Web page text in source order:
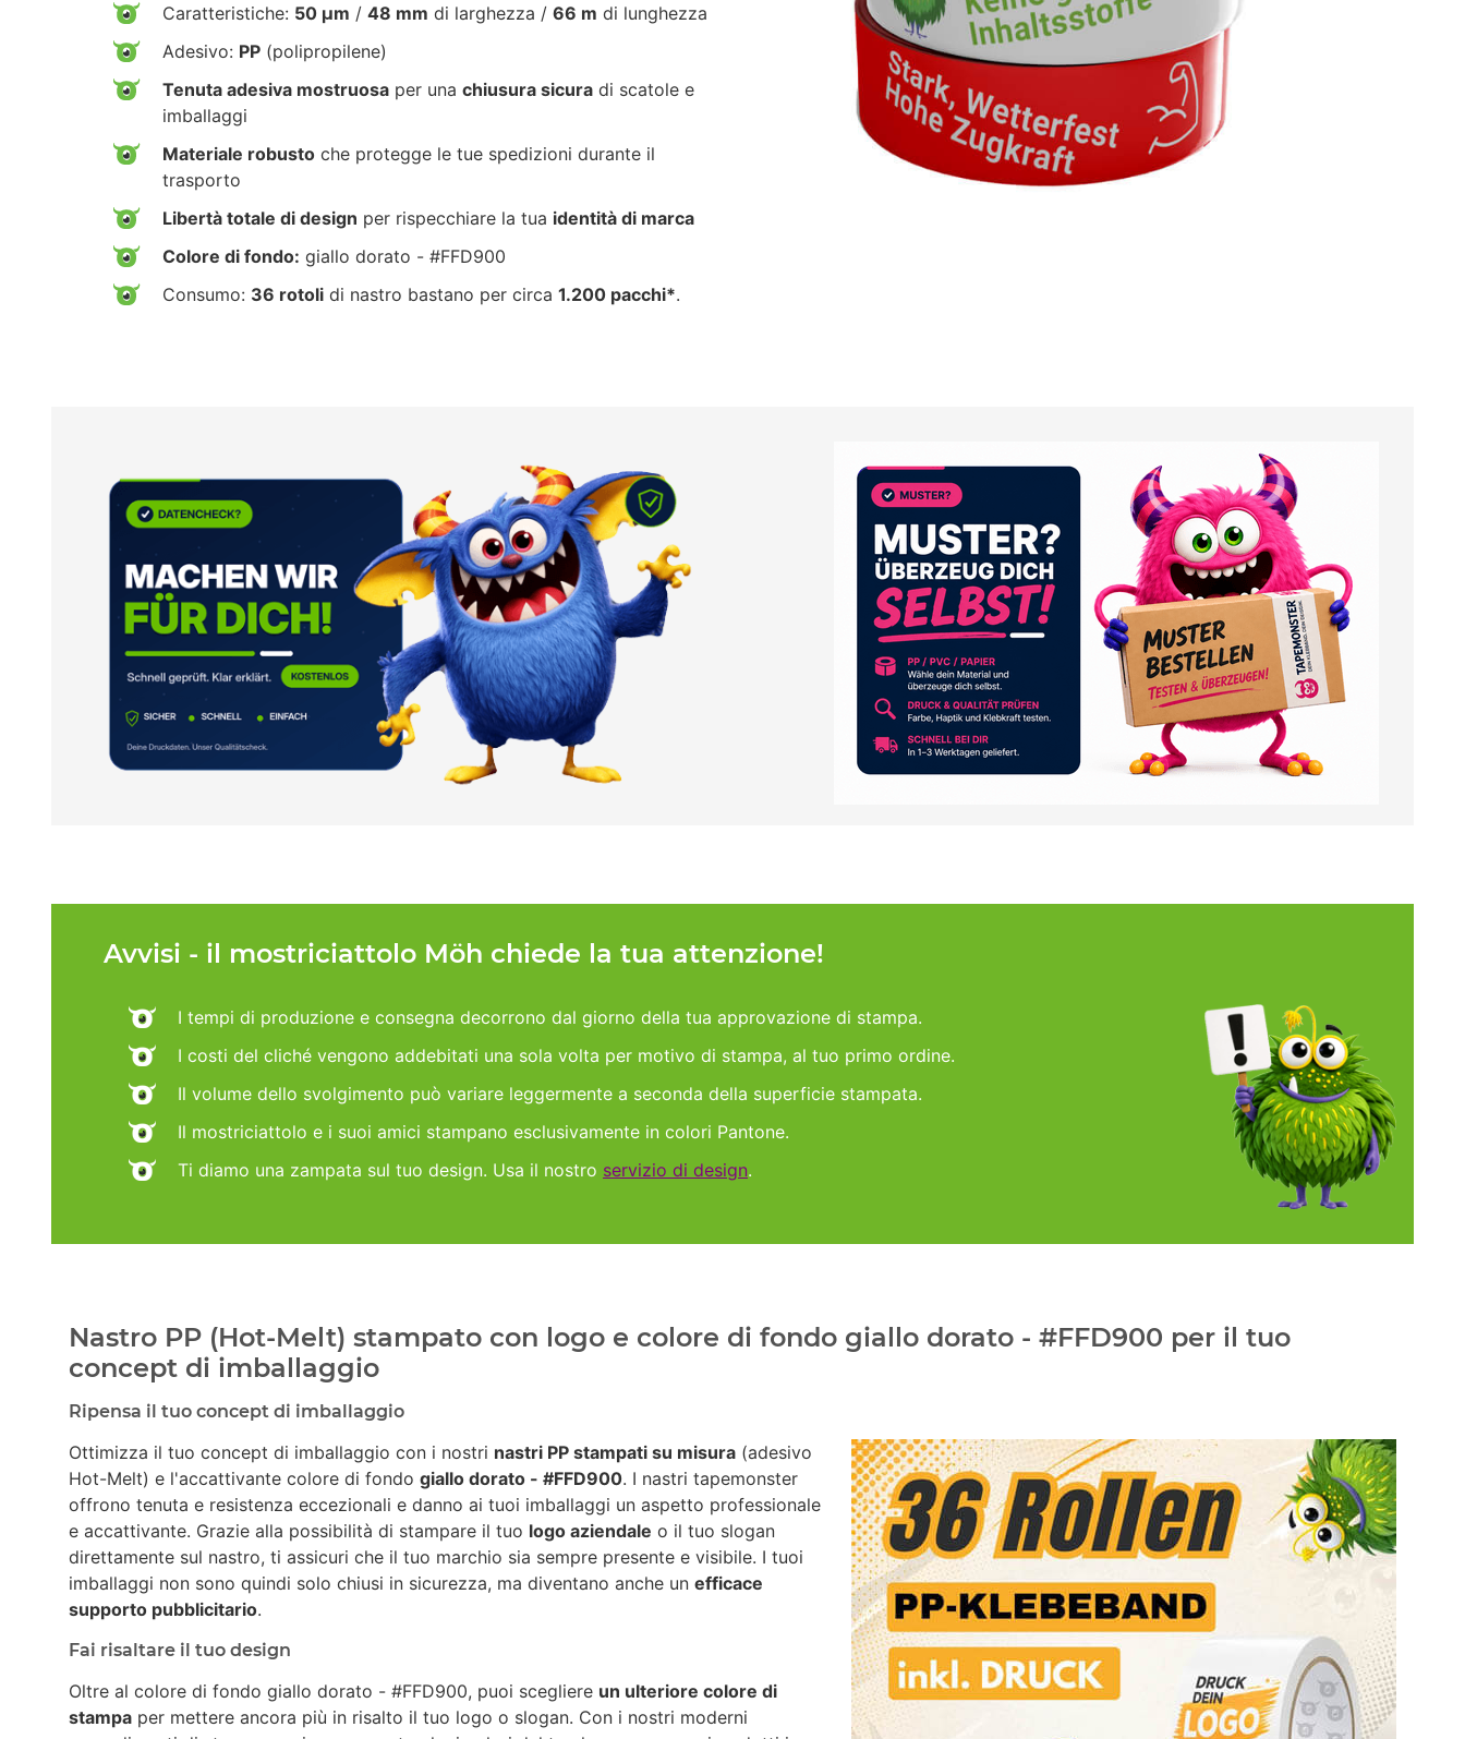
Caratteristiche: 50 µm / 48 mm di larghezza / 66 m di lunghezza
Adesivo: PP (polipropilene)
Tenuta adesiva mostruosa per una chiusura sicura di scatole e
imballaggi
Materiale robusto che protegge le tue spedizioni durante il
trasporto
Libertà totale di design per rispecchiare la tua identità di marca
Colore di fondo: giallo dorato - #FFD900
Consumo: 36 rotoli di nastro bastano per circa 1.200 pacchi*.
Avvisi - il mostriciattolo Möh chiede la tua attenzione!
I tempi di produzione e consegna decorrono dal giorno della tua approvazione di stampa.
I costi del cliché vengono addebitati una sola volta per motivo di stampa, al tuo primo ordine.
Il volume dello svolgimento può variare leggermente a seconda della superficie stampata.
Il mostriciattolo e i suoi amici stampano esclusivamente in colori Pantone.
Ti diamo una zampata sul tuo design. Usa il nostro servizio di design.
Nastro PP (Hot-Melt) stampato con logo e colore di fondo giallo dorato - #FFD900 per il tuo
concept di imballaggio
Ripensa il tuo concept di imballaggio
Ottimizza il tuo concept di imballaggio con i nostri nastri PP stampati su misura (adesivo
Hot-Melt) e l'accattivante colore di fondo giallo dorato - #FFD900. I nastri tapemonster
offrono tenuta e resistenza eccezionali e danno ai tuoi imballaggi un aspetto professionale
e accattivante. Grazie alla possibilità di stampare il tuo logo aziendale o il tuo slogan
direttamente sul nastro, ti assicuri che il tuo marchio sia sempre presente e visibile. I tuoi
imballaggi non sono quindi solo chiusi in sicurezza, ma diventano anche un efficace
supporto pubblicitario.
Fai risaltare il tuo design
Oltre al colore di fondo giallo dorato - #FFD900, puoi scegliere un ulteriore colore di
stampa per mettere ancora più in risalto il tuo logo o slogan. Con i nostri moderni